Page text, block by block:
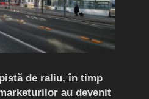
de raliu, în timp
au devenit